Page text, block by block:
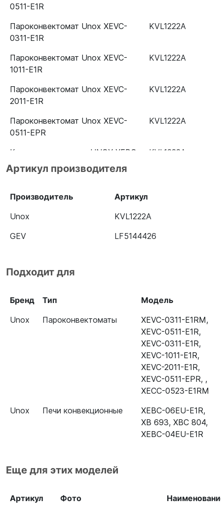
0511-E1R
Пароконвектомат Unox XEVC-
0311-E1R
KVL1222A
Пароконвектомат Unox XEVC-
1011-E1R
KVL1222A
Пароконвектомат Unox XEVC-
2011-E1R
KVL1222A
Пароконвектомат Unox XEVC-
0511-EPR
KVL1222A
Конвекционная печь UNOX XEBC-
06EU-E1R
KVL1222A
Конвекционная печь UNOX XBC
804
Конвекционная печь UNOX XEBC-
KVL1222A
Пароконвектомат Unox XECC-
0523-E1RM
Артикул производителя
Производитель
Артикул
Unox
KVL1222A
GEV
LF5144426
Подходит для
Бренд Тип
Модель
Unox
Пароконвектоматы XEVC-0311-E1RM,
XEVC-0511-E1R,
XEVC-0311-E1R,
XEVC-1011-E1R,
XEVC-2011-E1R,
XEVC-0511-EPR, ,
XECC-0523-E1RM
Unox
Печи конвекционные XEBC-06EU-E1R,
XB 693, XBC 804,
XEBC-04EU-E1R
Еще для этих моделей
Артикул Фото